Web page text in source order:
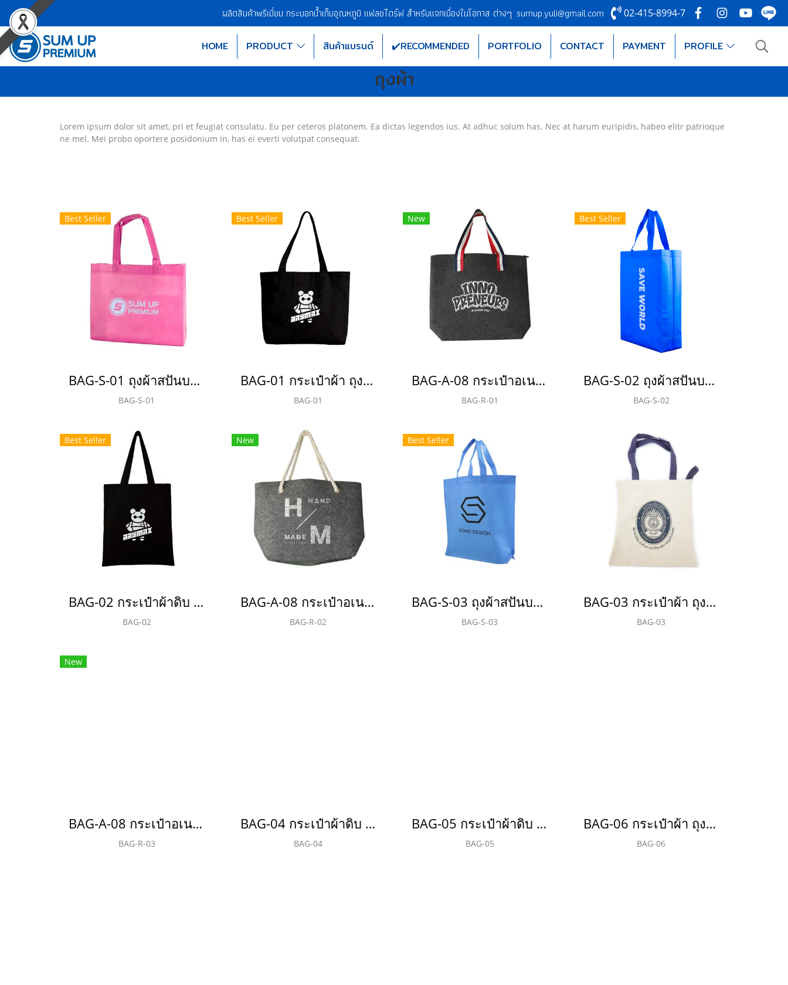
ผลิตสินค้าพรีเมี่ยม กระบอกน้ำเก็บอุณหภูมิ แฟลชไดร์ฟ สำหรับแจกเนื่องในโอกาส ต่างๆ sumup.yuli@gmail.com 02-415-8994-7
HOME PRODUCT สินค้าแบรนด์ ✔️RECOMMENDED PORTFOLIO CONTACT PAYMENT PROFILE
ถุงผ้า
Lorem ipsum dolor sit amet, pri et feugiat consulatu. Eu per ceteros platonem. Ea dictas legendos ius. At adhuc solum has. Nec at harum euripidis, habeo elitr patrioque
ne mel. Mei probo oportere posidonium in, has ei everti volutpat consequat.
Best Seller
BAG-S-01 ถุงผ้าสปันบอนด์ 75 แกรม
BAG-S-01
Best Seller
BAG-01 กระเป๋าผ้า ถุงผ้า
BAG-01
New
BAG-A-08 กระเป๋าอเนกประสงค์(copy)(copy)(copy)
BAG-R-01
Best Seller
BAG-S-02 ถุงผ้าสปันบอนด์ 75 แกรม
BAG-S-02
Best Seller
BAG-02 กระเป๋าผ้าดิบ Calico fabric Totes Bag
BAG-02
New
BAG-A-08 กระเป๋าอเนกประสงค์(copy)(copy)(copy)(copy)
BAG-R-02
Best Seller
BAG-S-03 ถุงผ้าสปันบอนด์ 75 แกรม
BAG-S-03
BAG-03 กระเป๋าผ้า ถุงผ้า แคนวาส
BAG-03
New
BAG-A-08 กระเป๋าอเนกประสงค์(copy)(copy)(copy)(copy)(copy)
BAG-R-03
BAG-04 กระเป๋าผ้าดิบ ลายสอง
BAG-04
BAG-05 กระเป๋าผ้าดิบ ลายสอง
BAG-05
BAG-06 กระเป๋าผ้า ถุงผ้า กระสอบ
BAG-06